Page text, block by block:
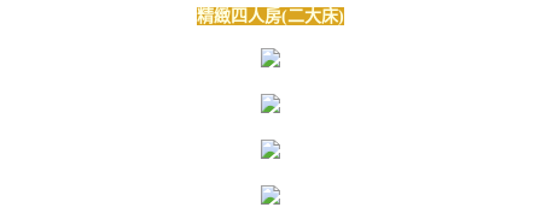
精緻四人房(二大床)